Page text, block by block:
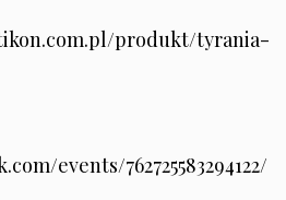
produkt/tyrania-
events/762725583294122/